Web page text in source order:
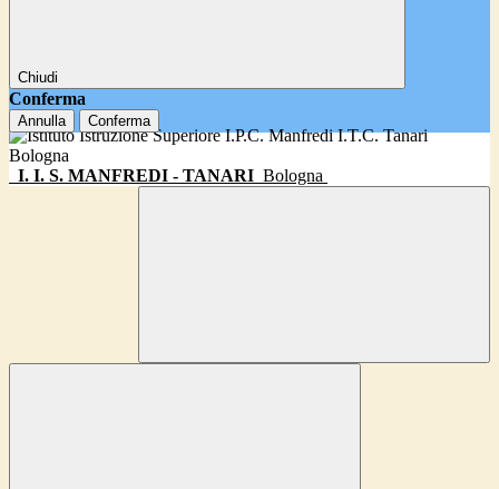
Chiudi
Conferma
Annulla Conferma
I. I. S. MANFREDI - TANARI Bologna